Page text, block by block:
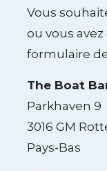
Vous
ou vous
formulaire
The Boat
Parkhaven 9
3016 GM
Pays-Bas